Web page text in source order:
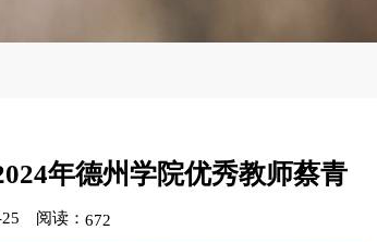
年德州学院优秀教师蔡青
阅读：672